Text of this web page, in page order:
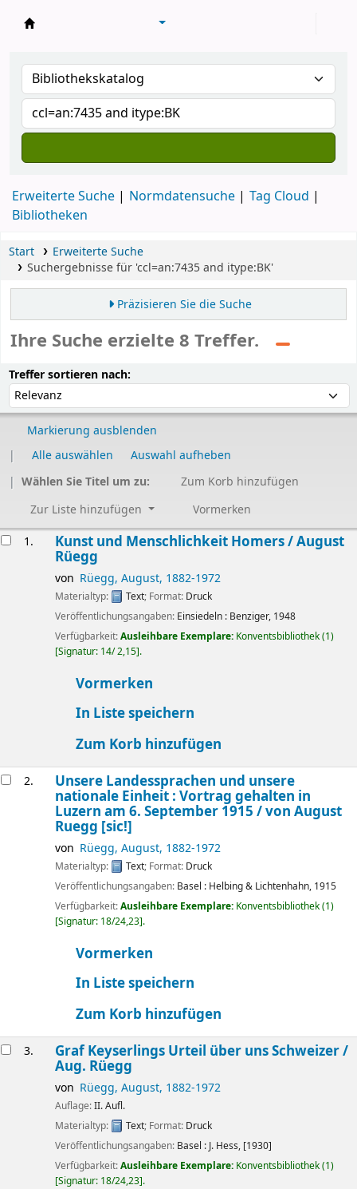
Erweiterte Suche Normdatensuche
Tag Cloud
Bibliotheken
Start
Erweiterte Suche
Suchergebnisse für 'ccl=an:7435 and itype:BK'
Präzisieren Sie die Suche
Ihre Suche erzielte 8 Treffer.
Treffer sortieren nach:
Markierung ausblenden
Alle auswählen
Auswahl aufheben
Wählen Sie Titel um zu:
Zum Korb hinzufügen
Zur Liste hinzufügen
Vormerken
1. Kunst und Menschlichkeit Homers /August
Rüegg
von Rüegg, August, 1882-1972
Materialtyp: Text; Format: Druck
Veröffentlichungsangaben: Einsiedeln : Benziger, 1948
Verfügbarkeit:Ausleihbare Exemplare: Konventsbibliothek(1)
Signatur: 14/ 2,15 .
Vormerken
In Liste speichern
Zum Korb hinzufügen
2. Unsere Landessprachen und unsere
nationale Einheit : Vortrag gehalten in
Luzern am 6. September 1915 /von August
Ruegg [sic!]
von Rüegg, August, 1882-1972
Materialtyp: Text; Format: Druck
Veröffentlichungsangaben: Basel : Helbing & Lichtenhahn, 1915
Verfügbarkeit:Ausleihbare Exemplare: Konventsbibliothek(1)
Signatur: 18/24,23 .
Vormerken
In Liste speichern
Zum Korb hinzufügen
3. Graf Keyserlings Urteil über uns Schweizer /
Aug. Rüegg
von Rüegg, August, 1882-1972
Auflage:II. Aufl.
Materialtyp:
Text; Format: Druck
Veröffentlichungsangaben: Basel : J. Hess, [1930]
Verfügbarkeit:Ausleihbare Exemplare: Konventsbibliothek(1)
Signatur: 18/24,23 .